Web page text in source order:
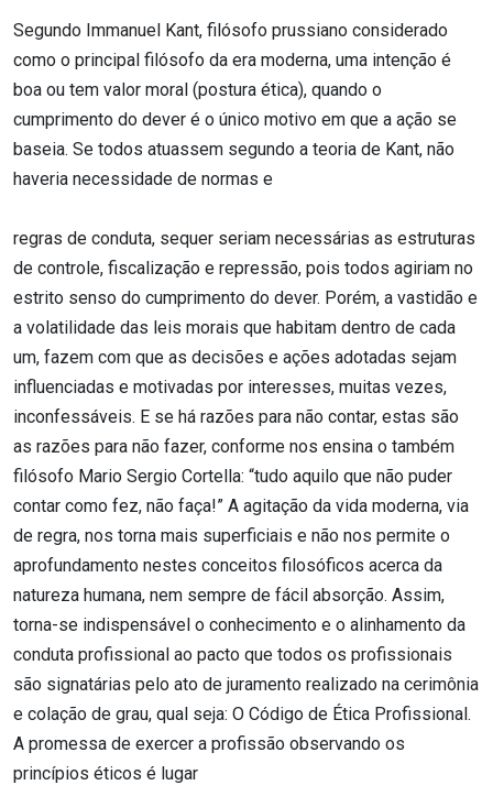
Segundo Immanuel Kant, filósofo prussiano considerado
como o principal filósofo da era moderna, uma intenção é
boa ou tem valor moral (postura ética), quando o
cumprimento do dever é o único motivo em que a ação se
baseia. Se todos atuassem segundo a teoria de Kant, não
haveria necessidade de normas e
regras de conduta, sequer seriam necessárias as estruturas
de controle, fiscalização e repressão, pois todos agiriam no
estrito senso do cumprimento do dever. Porém, a vastidão e
a volatilidade das leis morais que habitam dentro de cada
um, fazem com que as decisões e ações adotadas sejam
influenciadas e motivadas por interesses, muitas vezes,
inconfessáveis. E se há razões para não contar, estas são
as razões para não fazer, conforme nos ensina o também
filósofo Mario Sergio Cortella: “tudo aquilo que não puder
contar como fez, não faça!” A agitação da vida moderna, via
de regra, nos torna mais superficiais e não nos permite o
aprofundamento nestes conceitos filosóficos acerca da
natureza humana, nem sempre de fácil absorção. Assim,
torna-se indispensável o conhecimento e o alinhamento da
conduta profissional ao pacto que todos os profissionais
são signatárias pelo ato de juramento realizado na cerimônia
e colação de grau, qual seja: O Código de Ética Profissional.
A promessa de exercer a profissão observando os
princípios éticos é lugar